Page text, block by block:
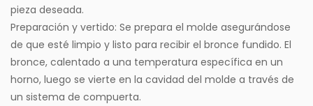
pieza deseada.
Preparación y vertido: Se prepara el molde asegurándose
de que esté limpio y listo para recibir el bronce fundido. El
bronce, calentado a una temperatura específica en un
horno, luego se vierte en la cavidad del molde a través de
un sistema de compuerta.